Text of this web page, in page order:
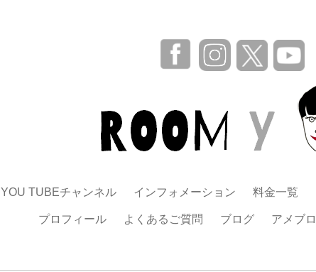
YOU TUBEチャンネル インフォメーション 料金一覧
プロフィール よくあるご質問 ブログ アメブロ